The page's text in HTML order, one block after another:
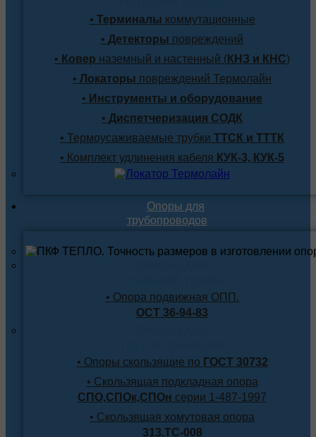
• Терминалы коммутационные
• Детекторы повреждений
• Ковер наземный и настенный (КНЗ и КНС)
• Локаторы повреждений Термолайн
• Инструменты и оборудование
• Диспетчеризация СОДК
• Термоусаживаемые трубки ТТСК и ТТТК
• Комплект удлинения кабеля КУК-3, КУК-5
Опоры для
трубопроводов
• Опора подвижная ОПП.
ОСТ 36-94-83
• Опоры скользящие по ГОСТ 30732
• Скользящая подкладная опора
СПО,СПОк,СПОн серии 1-487-1997
• Скользящая хомутовая опора
313.ТС-008